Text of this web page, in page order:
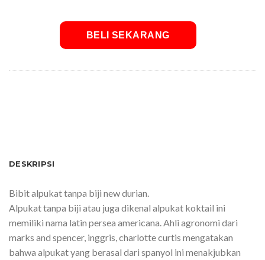
BELI SEKARANG
DESKRIPSI
Bibit alpukat tanpa biji new durian.
Alpukat tanpa biji atau juga dikenal alpukat koktail ini
memiliki nama latin persea americana. Ahli agronomi dari
marks and spencer, inggris, charlotte curtis mengatakan
bahwa alpukat yang berasal dari spanyol ini menakjubkan